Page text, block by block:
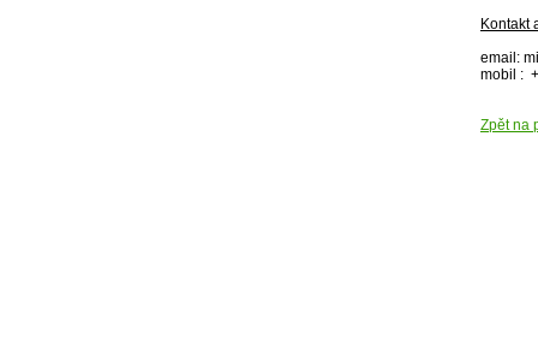
Kontakt
email:
mobil :
Zpět na